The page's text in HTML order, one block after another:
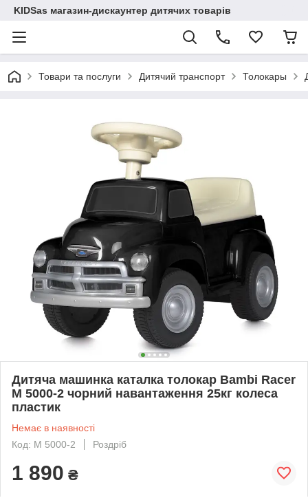
KIDSas магазин-дискаунтер дитячих товарів
Товари та послуги Дитячий транспорт Толокары
Дитяча машинка каталка толокар Bambi Racer
M 5000-2 чорний навантаження 25кг колеса
пластик
Немає в наявності
Код: M 5000-2
Роздріб
1 890 ₴